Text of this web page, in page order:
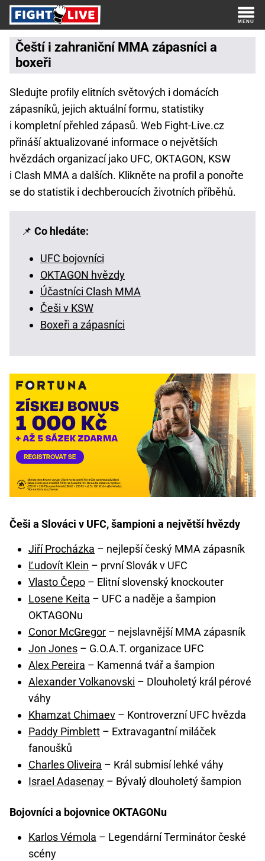
Čeští i zahraniční MMA zápasníci a
boxeři
Sledujte profily elitních světových i domácích
zápasníků, jejich aktuální formu, statistiky
i kompletní přehled zápasů. Web Fight-Live.cz
přináší aktualizované informace o největších
hvězdách organizací jako UFC, OKTAGON, KSW
i Clash MMA a dalších. Klikněte na profil a ponořte
se do statistik i dechberoucích životních příběhů.
📌 Co hledáte:
UFC bojovníci
OKTAGON hvězdy
Účastníci Clash MMA
Češi v KSW
Boxeři a zápasníci
Češi a Slováci v UFC, šampioni a největší hvězdy
Jiří Procházka – nejlepší český MMA zápasník
Ľudovít Klein – první Slovák v UFC
Vlasto Čepo – Elitní slovenský knockouter
Losene Keita – UFC a naděje a šampion
OKTAGONu
Conor McGregor – nejslavnější MMA zápasník
Jon Jones – G.O.A.T. organizace UFC
Alex Pereira – Kamenná tvář a šampion
Alexander Volkanovski – Dlouholetý král pérové
váhy
Khamzat Chimaev – Kontroverzní UFC hvězda
Paddy Pimblett – Extravagantní miláček
fanoušků
Charles Oliveira – Král submisí lehké váhy
Israel Adasenay – Bývalý dlouholetý šampion
Bojovníci a bojovnice OKTAGONu
Karlos Vémola – Legendární Terminátor české
scény